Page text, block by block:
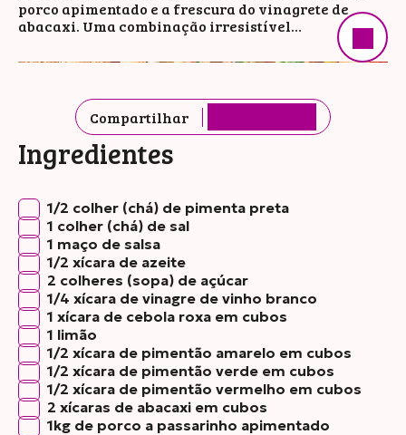
porco apimentado e a frescura do vinagrete de
abacaxi. Uma combinação irresistível…
Ingredientes
1/2 colher (chá) de pimenta preta
1 colher (chá) de sal
1 maço de salsa
1/2 xícara de azeite
2 colheres (sopa) de açúcar
1/4 xícara de vinagre de vinho branco
1 xícara de cebola roxa em cubos
1 limão
1/2 xícara de pimentão amarelo em cubos
1/2 xícara de pimentão verde em cubos
1/2 xícara de pimentão vermelho em cubos
2 xícaras de abacaxi em cubos
1kg de porco a passarinho apimentado
Compartilhar